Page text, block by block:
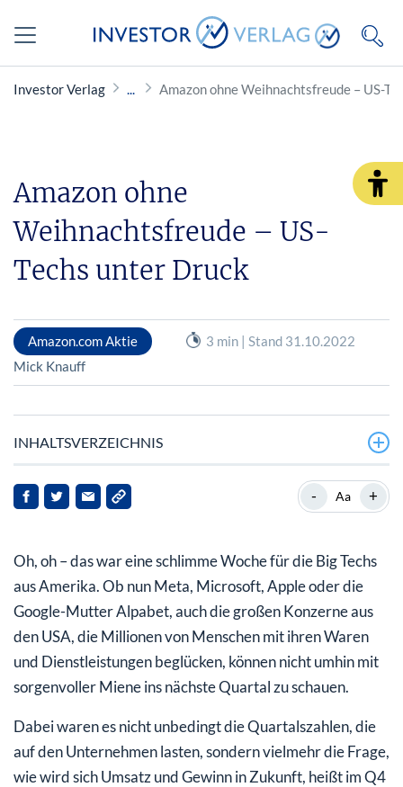
Investor Verlag Amazon ohne Weihnachtsfreude – US-
Amazon ohne
Weihnachtsfreude – US-
Techs unter Druck
Amazon.com Aktie
3 min | Stand 31.10.2022
Mick Knauff
INHALTSVERZEICHNIS
Nicht einmal Amazon konnte überzeugen
Beim Ausblick sah es nicht anders aus
Getrübte Weihnachtsaussichten lassen Anleger das
Papier auf den Markt werfen
Langfristig macht ein Verkauf keinen Sinn!
- Aa +
Oh, oh – das war eine schlimme Woche für die Big Techs
aus Amerika. Ob nun Meta, Microsoft, Apple oder die
Google-Mutter Alpabet, auch die großen Konzerne aus
den USA, die Millionen von Menschen mit ihren Waren
und Dienstleistungen beglücken, können nicht umhin mit
sorgenvoller Miene ins nächste Quartal zu schauen.
Dabei waren es nicht unbedingt die Quartalszahlen, die
auf den Unternehmen lasten, sondern vielmehr die Frage,
wie wird sich Umsatz und Gewinn in Zukunft, heißt im Q4